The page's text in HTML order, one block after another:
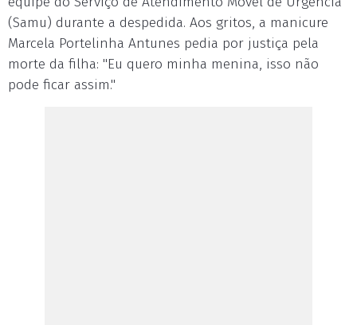
(Samu) durante a despedida. Aos gritos, a manicure
Marcela Portelinha Antunes pedia por justiça pela
morte da filha: "Eu quero minha menina, isso não
pode ficar assim."